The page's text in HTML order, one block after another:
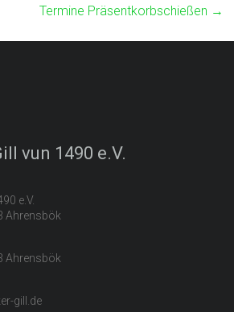
Termine Präsentkorbschießen →
vun 1490 e.V.
e.V.
Ahrensbök
Ahrensbök
gill.de